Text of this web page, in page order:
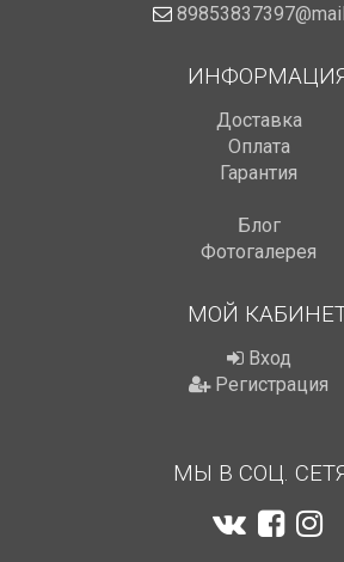
Доставка
Оплата
Гарантия
Блог
Фотогалерея
МОЙ
Вход
Регистрация
МЫ В СОЦ.